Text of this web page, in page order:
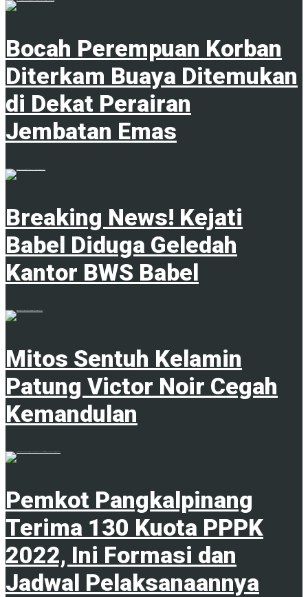
Bocah Perempuan Korban
Diterkam Buaya Ditemukan
di Dekat Perairan
Jembatan Emas
Breaking News! Kejati
Babel Diduga Geledah
Kantor BWS Babel
Mitos Sentuh Kelamin
Patung Victor Noir Cegah
Kemandulan
Pemkot Pangkalpinang
Terima 130 Kuota PPPK
2022, Ini Formasi dan
Jadwal Pelaksanaannya